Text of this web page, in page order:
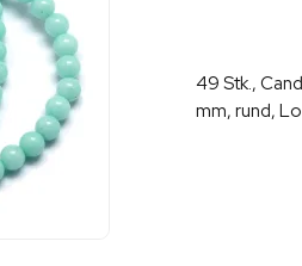
49 Stk.,
mm, rund,